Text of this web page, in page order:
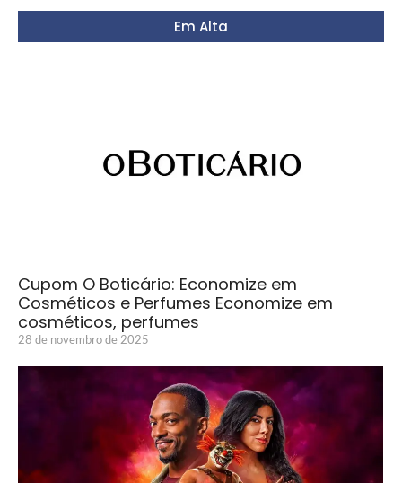
Em Alta
Cupom O Boticário: Economize em
Cosméticos e Perfumes Economize em
cosméticos, perfumes
28 de novembro de 2025